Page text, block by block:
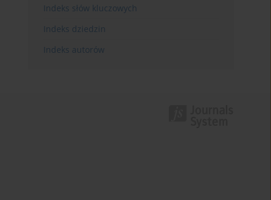
Indeks słów kluczowych
Indeks dziedzin
Indeks autorów